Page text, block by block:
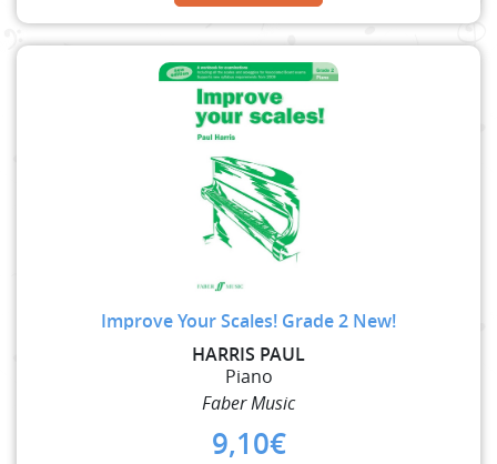
Improve Your Scales! Grade 2 New!
HARRIS PAUL
Piano
Faber Music
9,10€